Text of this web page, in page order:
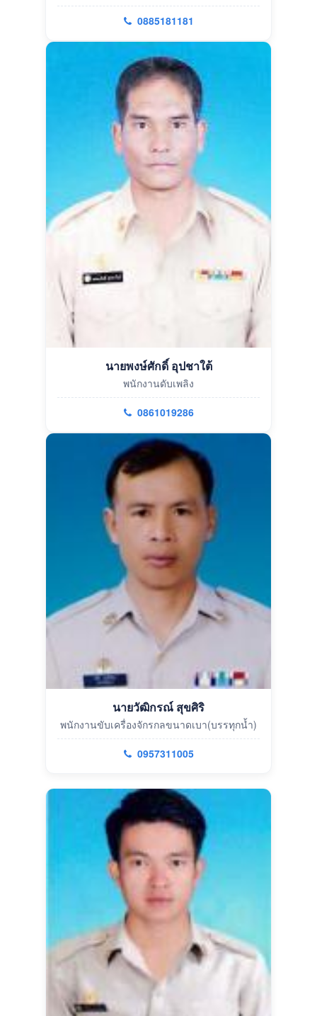
0885181181
นายพงษ์ศักดิ์ อุปชาใต้
พนักงานดับเพลิง
0861019286
นายวัฒิกรณ์ สุขศิริ
พนักงานขับเครื่องจักรกลขนาดเบา(บรรทุกน้ำ)
0957311005